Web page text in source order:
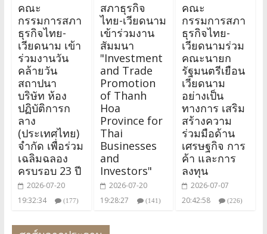
คณะ
กรรมการสภา
ธุรกิจไทย-
เวียดนาม เข้า
ร่วมงานวัน
คล้ายวัน
สถาปนา
บริษัท ห้อง
ปฏิบัติการก
ลาง
(ประเทศไทย)
จำกัด เพื่อร่วม
เฉลิมฉลอง
ครบรอบ 23 ปี
2026-07-20
19:32:34
(177)
สภาธุรกิจ
ไทย-เวียดนาม
เข้าร่วมงาน
สัมมนา
"Investment
and Trade
Promotion
of Thanh
Hoa
Province for
Thai
Businesses
and
Investors"
2026-07-20
19:28:27
(141)
คณะ
กรรมการสภา
ธุรกิจไทย-
เวียดนามร่วม
คณะนายก
รัฐมนตรีเยือน
เวียดนาม
อย่างเป็น
ทางการ เสริม
สร้างความ
ร่วมมือด้าน
เศรษฐกิจ การ
ค้า และการ
ลงทุน
2026-07-07
20:42:58
(226)